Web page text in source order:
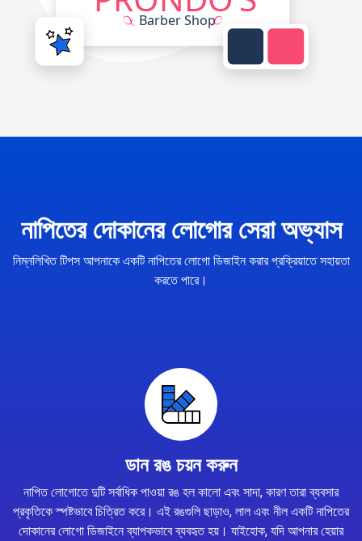
নাপিতের দোকানের লোগোর সেরা অভ্যাস
নিম্নলিখিত টিপস আপনাকে একটি নাপিতের লোগো ডিজাইন করার প্রক্রিয়াতে সহায়তা
করতে পারে।
ডান রঙ চয়ন করুন
নাপিত লোগোতে দুটি সর্বাধিক পাওয়া রঙ হল কালো এবং সাদা, কারণ তারা ব্যবসার
প্রকৃতিকে স্পষ্টভাবে চিত্রিত করে। এই রঙগুলি ছাড়াও, লাল এবং নীল একটি নাপিতের
দোকানের লোগো ডিজাইনে ব্যাপকভাবে ব্যবহৃত হয়। যাইহোক, যদি আপনার হেয়ার